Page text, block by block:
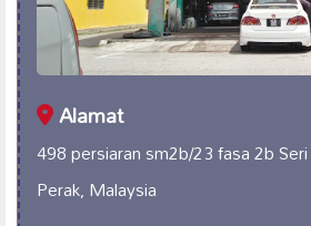
Alamat
498 persiaran sm2b/23 fasa 2b
Perak, Malaysia